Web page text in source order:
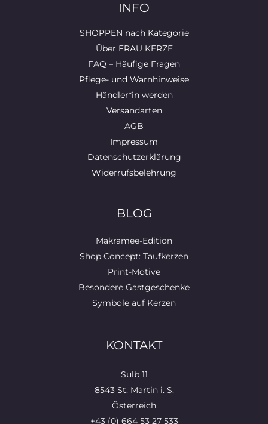
INFO
SHOPPEN nach Kategorie
Über FRAU KERZE
FAQ – Häufige Fragen
Pflege- und Warnhinweise
Händler*in werden
Versandarten
AGB
Impressum
Datenschutzerklärung
Widerrufsbelehrung
BLOG
Makramee-Edition
Shop Concept: Taufkerzen
Print-Motive
Besondere Gastgeschenke
Symbole auf Kerzen
KONTAKT
Sulb 11
8543 St. Martin i. S.
Österreich
+43 (0) 664 53 27 533